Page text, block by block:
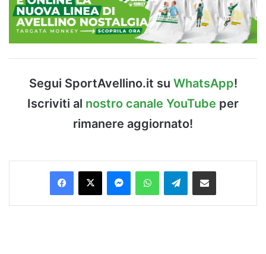
Segui SportAvellino.it su WhatsApp!
Iscriviti al nostro canale YouTube per
rimanere aggiornato!
Facebook
X MessengerWhatsAppTelegramCondividi via Email